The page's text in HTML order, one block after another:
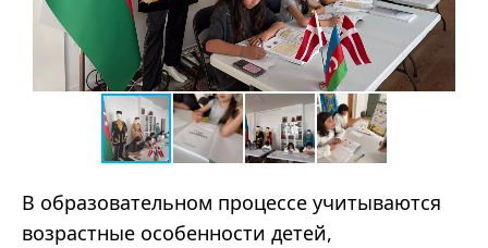
В образовательном процессе учитываются
возрастные особенности детей,